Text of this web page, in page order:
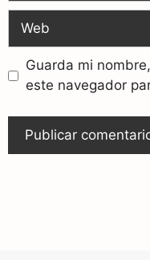
Guarda mi
este navegador